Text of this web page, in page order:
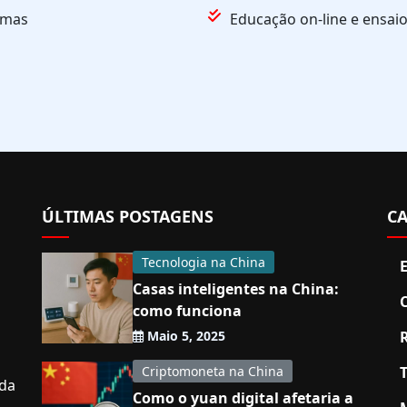
Educação on-line e
ÚLTIMAS POSTAGENS
Tecnologia na China
Casas inteligentes na China:
como funciona
Maio 5, 2025
Criptomoneta na China
Como o yuan digital afetaria a